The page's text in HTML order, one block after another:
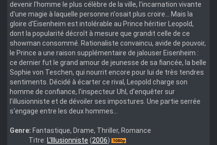
devenir l'homme le plus célèbre de la ville, l'incarnation vivante
d'une magie à laquelle personne n'osait plus croire... Mais la
gloire d'Eisenheim est intolérable au Prince héritier Leopold,
dont la popularité décroît à mesure que grandit celle de ce
showman consommé. Rationaliste convaincu, avide de pouvoir,
le Prince a une raison supplémentaire de jalouser Eisenheim :
ce dernier fut le grand amour de jeunesse de sa fiancée, la belle
Sophie von Teschen, qui nourrit encore pour lui de très tendres
sentiments. Décidé à écarter ce rival, Leopold charge son
homme de confiance, l'inspecteur Uhl, d'enquêter sur
l'illusionniste et de dévoiler ses impostures. Une partie serrée
s'engage entre les deux hommes...
Genre: Fantastique, Drame, Thriller, Romance
(hush4ever.com
Titre: L'Illusionniste (2006)